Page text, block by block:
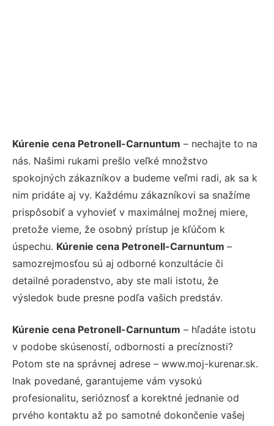
Kúrenie cena Petronell-Carnuntum – nechajte to na
nás. Našimi rukami prešlo veľké množstvo
spokojných zákazníkov a budeme veľmi radi, ak sa k
nim pridáte aj vy. Každému zákazníkovi sa snažíme
prispôsobiť a vyhovieť v maximálnej možnej miere,
pretože vieme, že osobný prístup je kľúčom k
úspechu. Kúrenie cena Petronell-Carnuntum –
samozrejmosťou sú aj odborné konzultácie či
detailné poradenstvo, aby ste mali istotu, že
výsledok bude presne podľa vašich predstáv.
Kúrenie cena Petronell-Carnuntum – hľadáte istotu
v podobe skúseností, odbornosti a precíznosti?
Potom ste na správnej adrese – www.moj-kurenar.sk.
Inak povedané, garantujeme vám vysokú
profesionalitu, serióznosť a korektné jednanie od
prvého kontaktu až po samotné dokončenie vašej